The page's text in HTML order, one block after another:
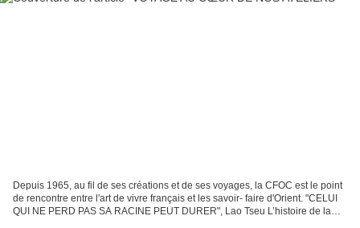
Depuis 1965, au fil de ses créations et de ses voyages, la CFOC est le point
de rencontre entre l'art de vivre français et les savoir- faire d'Orient. "CELUI
QUI NE PERD PAS SA RACINE PEUT DURER", Lao Tseu L’histoire de la